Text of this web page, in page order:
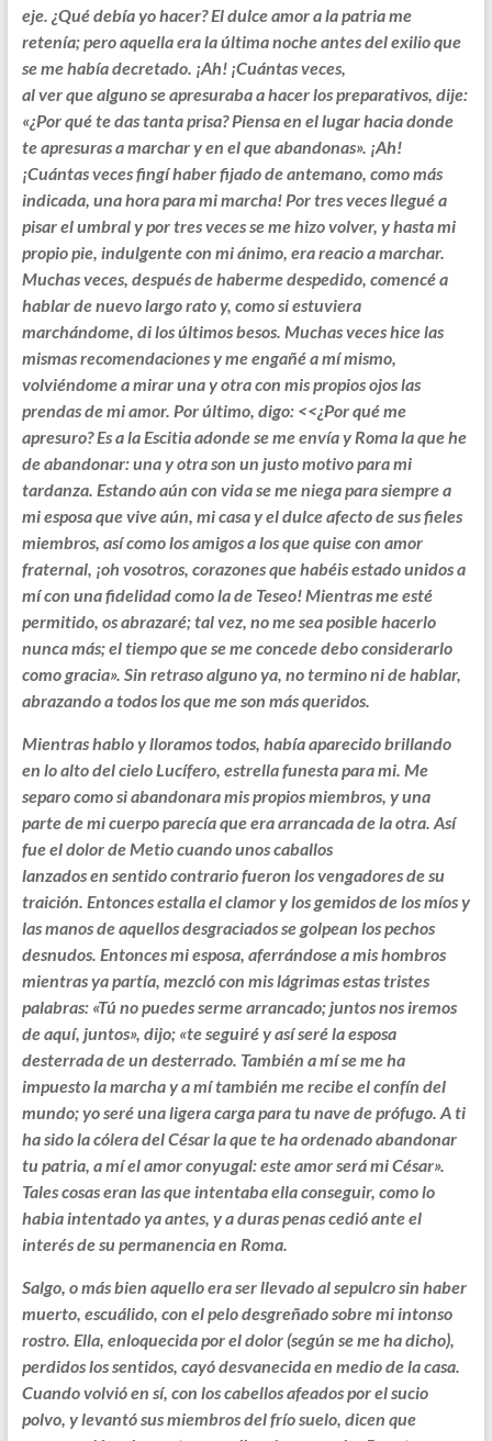
eje. ¿Qué debía yo hacer? El dulce amor a la patria me
retenía; pero aquella era la última noche antes del exilio que
se me había decretado. ¡Ah! ¡Cuántas veces,
al ver que alguno se apresuraba a hacer los preparativos, dije:
«¿Por qué te das tanta prisa? Piensa en el lugar hacia donde
te apresuras a marchar y en el que abandonas». ¡Ah!
¡Cuántas veces fingí haber fijado de antemano, como más
indicada, una hora para mi marcha! Por tres veces llegué a
pisar el umbral y por tres veces se me hizo volver, y hasta mi
propio pie, indulgente con mi ánimo, era reacio a marchar.
Muchas veces, después de haberme despedido, comencé a
hablar de nuevo largo rato y, como si estuviera
marchándome, di los últimos besos. Muchas veces hice las
mismas recomendaciones y me engañé a mí mismo,
volviéndome a mirar una y otra con mis propios ojos las
prendas de mi amor. Por último, digo: <<¿Por qué me
apresuro? Es a la Escitia adonde se me envía y Roma la que he
de abandonar: una y otra son un justo motivo para mi
tardanza. Estando aún con vida se me niega para siempre a
mi esposa que vive aún, mi casa y el dulce afecto de sus fieles
miembros, así como los amigos a los que quise con amor
fraternal, ¡oh vosotros, corazones que habéis estado unidos a
mí con una fidelidad como la de Teseo! Mientras me esté
permitido, os abrazaré; tal vez, no me sea posible hacerlo
nunca más; el tiempo que se me concede debo considerarlo
como gracia». Sin retraso alguno ya, no termino ni de hablar,
abrazando a todos los que me son más queridos.
Mientras hablo y lloramos todos, había aparecido brillando
en lo alto del cielo Lucífero, estrella funesta para mi. Me
separo como si abandonara mis propios miembros, y una
parte de mi cuerpo parecía que era arrancada de la otra. Así
fue el dolor de Metio cuando unos caballos
lanzados en sentido contrario fueron los vengadores de su
traición. Entonces estalla el clamor y los gemidos de los míos y
las manos de aquellos desgraciados se golpean los pechos
desnudos. Entonces mi esposa, aferrándose a mis hombros
mientras ya partía, mezcló con mis lágrimas estas tristes
palabras: «Tú no puedes serme arrancado; juntos nos iremos
de aquí, juntos», dijo; «te seguiré y así seré la esposa
desterrada de un desterrado. También a mí se me ha
impuesto la marcha y a mí también me recibe el confín del
mundo; yo seré una ligera carga para tu nave de prófugo. A ti
ha sido la cólera del César la que te ha ordenado abandonar
tu patria, a mí el amor conyugal: este amor será mi César».
Tales cosas eran las que intentaba ella conseguir, como lo
habia intentado ya antes, y a duras penas cedió ante el
interés de su permanencia en Roma.
Salgo, o más bien aquello era ser llevado al sepulcro sin haber
muerto, escuálido, con el pelo desgreñado sobre mi intonso
rostro. Ella, enloquecida por el dolor (según se me ha dicho),
perdidos los sentidos, cayó desvanecida en medio de la casa.
Cuando volvió en sí, con los cabellos afeados por el sucio
polvo, y levantó sus miembros del frío suelo, dicen que